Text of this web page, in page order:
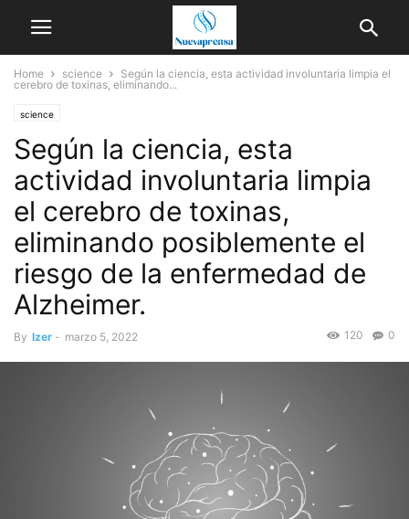
Home science
Según la ciencia, esta actividad involuntaria limpia el
cerebro de toxinas, eliminando...
science
Según la ciencia, esta
actividad involuntaria limpia
el cerebro de toxinas,
eliminando posiblemente el
riesgo de la enfermedad de
Alzheimer.
By Izer - marzo 5, 2022 0
120